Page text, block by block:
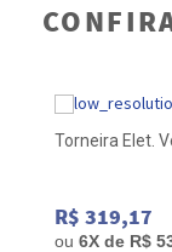
Torneira Elet.
R$ 319,17
ou 6X de R$